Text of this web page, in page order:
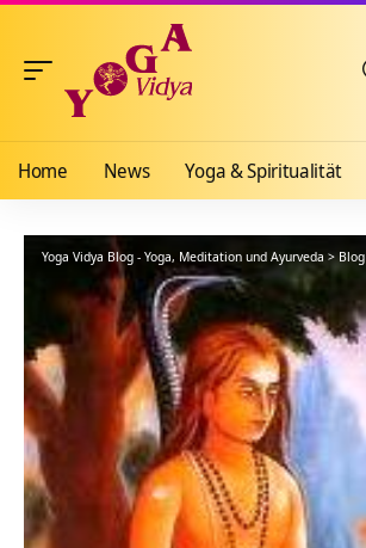
Home News Yoga & Spiritualität
Yoga Vidya Blog - Yoga, Meditation und Ayurveda > Blog